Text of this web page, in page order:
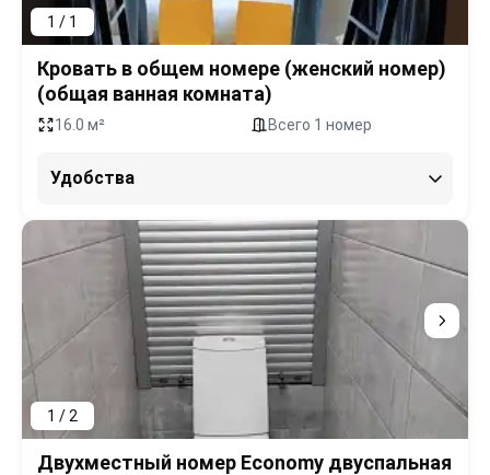
1 / 1
Кровать в общем номере (женский номер)
(общая ванная комната)
16.0 м² Всего 1 номер
Удобства
1 / 2
Двухместный номер Economy двуспальная